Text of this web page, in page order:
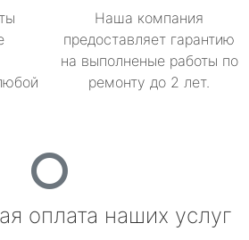
Наша компания
предоставляет гарантию
на выполненые работы по
ремонту до 2 лет.
оплата наших услуг